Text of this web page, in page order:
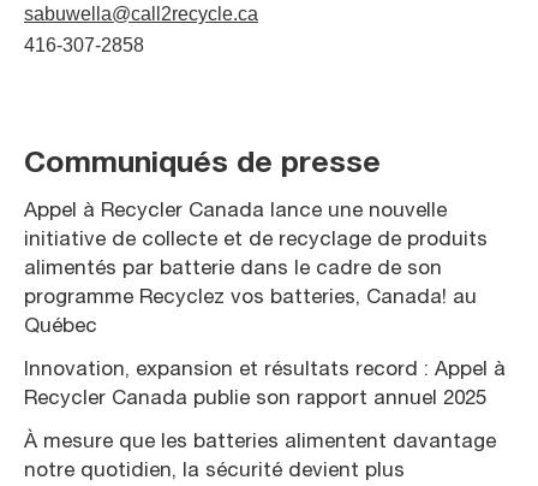
sabuwella@call2recycle.ca
416-307-2858
Communiqués de presse
Appel à Recycler Canada lance une nouvelle
initiative de collecte et de recyclage de produits
alimentés par batterie dans le cadre de son
programme Recyclez vos batteries, Canada! au
Québec
Innovation, expansion et résultats record : Appel à
Recycler Canada publie son rapport annuel 2025
À mesure que les batteries alimentent davantage
notre quotidien, la sécurité devient plus